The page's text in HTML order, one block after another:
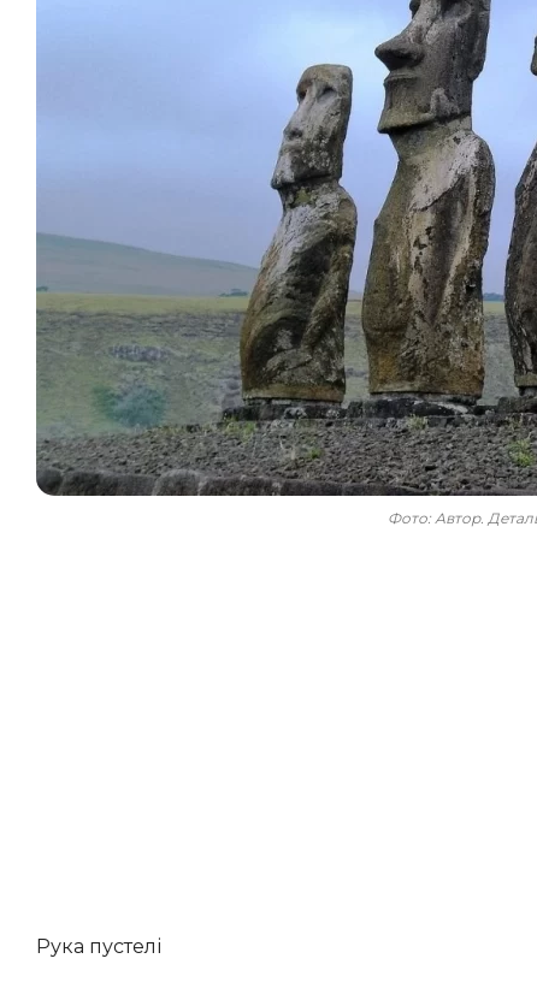
Фото: Автор.
Рука пустелі